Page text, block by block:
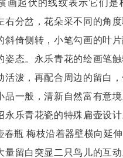
画起伏的线纹表示它们是
右分岔，花朵采不同的角
斜倚侧转，小笔勾画的叶
姿态。永乐青花的绘画笔
活泼，再配合周边的留白
品一般，清新自然富有意
永乐青花瓷的特殊扁壶设
春瓶 梅枝沿着器壁横向延
量留白突显二只鸟儿的互